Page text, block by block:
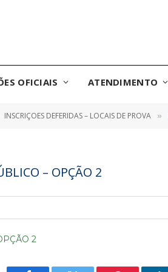
OFICIAIS ATENDIMENTO
INSCRIÇOES DEFERIDAS – LOCAIS DE PROVA »
– OPÇÃO 2
2